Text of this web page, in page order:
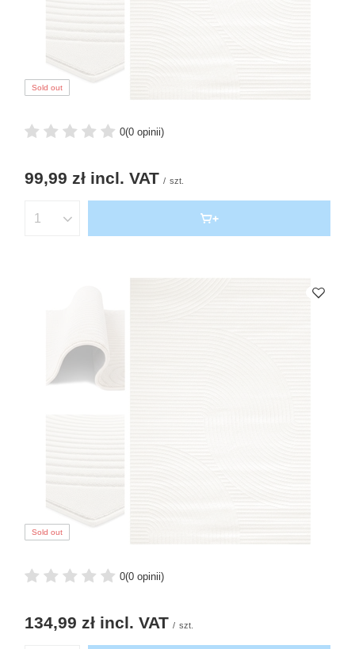
Sold out
0(0 opinii)
99,99 zł incl. VAT / szt.
Sold out
0(0 opinii)
134,99 zł incl. VAT / szt.